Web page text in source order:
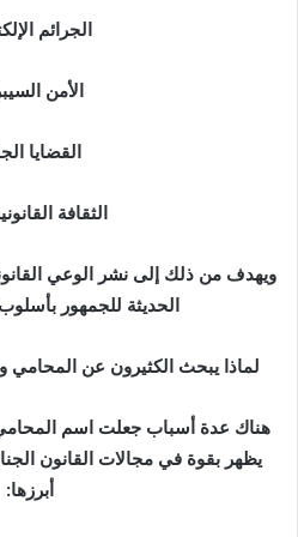
الجرائم
الأمن
القضايا
الثقافة
ويهدف من ذلك إلى نشر الوعي
الحديثة للجمهور
لماذا يبحث الكثيرون عن المحامي
هناك عدة أسباب جعلت اسم
يظهر بقوة في مجالات القانون
أبرزها: